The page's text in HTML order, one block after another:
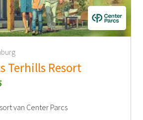
Terhills Resort
van Center Parcs